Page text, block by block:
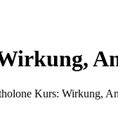
Kurs: Wirkung,